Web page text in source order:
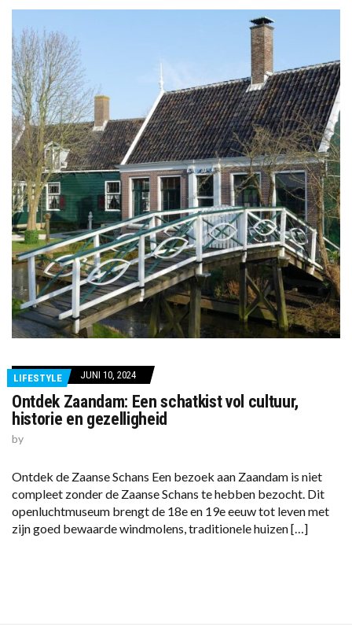
LIFESTYLE JUNI 10, 2024
Ontdek Zaandam: Een schatkist vol cultuur,
historie en gezelligheid
by
Ontdek de Zaanse Schans Een bezoek aan Zaandam is niet
compleet zonder de Zaanse Schans te hebben bezocht. Dit
openluchtmuseum brengt de 18e en 19e eeuw tot leven met
zijn goed bewaarde windmolens, traditionele huizen […]